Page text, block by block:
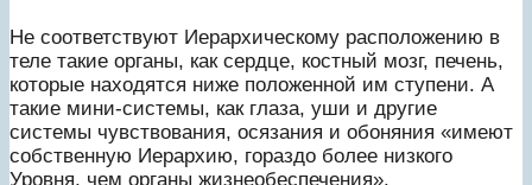
Не соответствуют Иерархическому расположению в
теле такие органы, как сердце, костный мозг, печень,
которые находятся ниже положенной им ступени. А
такие мини-системы, как глаза, уши и другие
системы чувствования, осязания и обоняния «имеют
собственную Иерархию, гораздо более низкого
Уровня, чем органы жизнеобеспечения».